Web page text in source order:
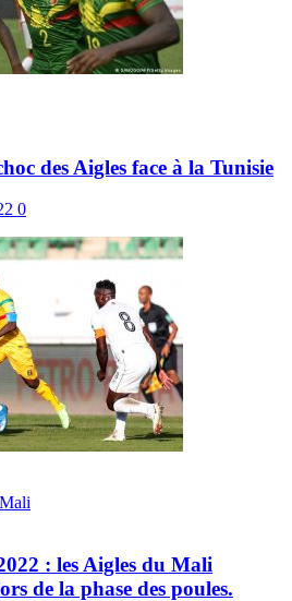
des Aigles face à la Tunisie
0
: les Aigles du Mali
de la phase des poules.